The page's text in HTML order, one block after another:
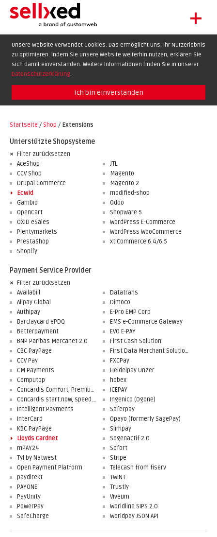
+
DE EN
EXTENSIONS
SHOWCASE
SUPPORT
ABOUT
Unsere Website verwendet Cookies. Das ermöglicht uns, Ihr Nutzerlebnis
zu optimieren. Indem Sie unsere Website weiterhin nutzen, erklären Sie
sich damit einverstanden. Weitere Informationen finden Sie in unserer
Datenschutzerklärung.
Ich bin einverstanden
Startseite / Shop / Extensions
Unterstützte Shopsysteme
Filter zurücksetzen
AceShop
CCV Shop
Drupal Commerce
Ecwid
Gambio
JTL
Magento
Magento 2
modified-shop
Odoo
OpenCart
OXID eSales
Plentymarkets
PrestaShop
Shopify
Shopware 5
WordPress E-Commerce
WordPress WooCommerce
xt:Commerce 6.4/6.5
Payment Service Provider
Filter zurücksetzen
Availabill
Alipay Global
Authipay
Barclaycard ePDQ
Betterpayment
BNP Paribas Mercanet 2.0
CBC PayPage
CCV Pay
CM Payments
Computop
Concardis Comfort, Premium, Professional
Concardis start.now, speed.up, flex.pro
Datatrans
Dimoco
E-Pro EMP Corp
EMS e-Commerce Gateway
EVO E-PAY
First Cash Solution
First Data Merchant Solutions
FXCPay
Heidelpay Unzer
hobex
ICEPAY
Ingenico (Ogone)
Intelligent Payments
InterCard
KBC PayPage
Lloyds Cardnet
mPAY24
Tyl by Natwest
Open Payment Platform
paydirekt
PAYONE
PayUnity
PowerPay
SafeCharge
Saferpay
Opayo (formerly SagePay)
Slimpay
Sogenactif 2.0
Sofort
Stripe
Telecash from fiserv
TWINT
Trustly
Viveum
Worldline SIPS 2.0
Worldpay JSON API